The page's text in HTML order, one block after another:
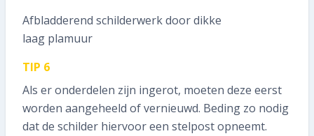
Afbladderend schilderwerk door dikke
laag plamuur
TIP 6
Als er onderdelen zijn ingerot, moeten deze eerst
worden aangeheeld of vernieuwd. Beding zo nodig
dat de schilder hiervoor een stelpost opneemt.